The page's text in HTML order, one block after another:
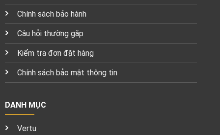
Chính sách bảo hành
Câu hỏi thường gặp
Kiểm tra đơn đặt hàng
Chính sách bảo mật thông tin
DANH MỤC
Vertu